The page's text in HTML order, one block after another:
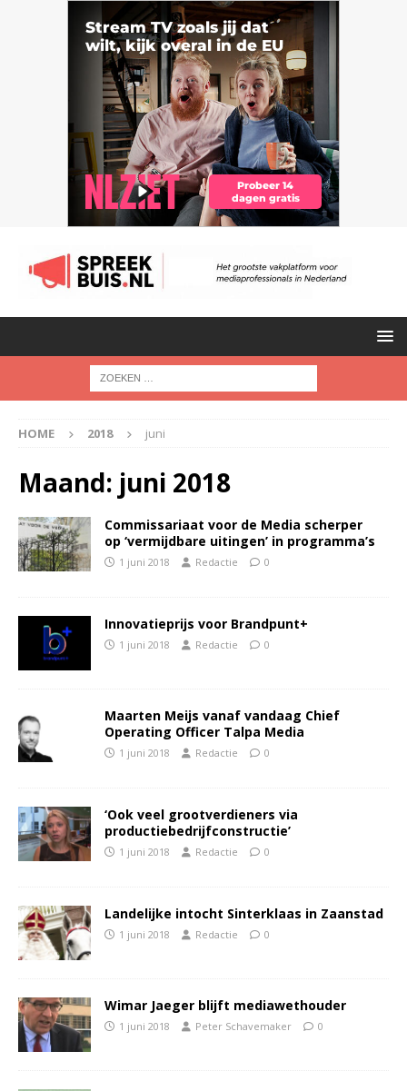
HOME 2018 juni
Maand: juni 2018
Commissariaat voor de Media scherper
op ‘vermijdbare uitingen’ in programma’s
1 juni 2018 Redactie 0
Innovatieprijs voor Brandpunt+
1 juni 2018 Redactie 0
Maarten Meijs vanaf vandaag Chief
Operating Officer Talpa Media
1 juni 2018 Redactie 0
‘Ook veel grootverdieners via
productiebedrijfconstructie’
1 juni 2018 Redactie 0
Landelijke intocht Sinterklaas in Zaanstad
1 juni 2018 Redactie 0
Wimar Jaeger blijft mediawethouder
1 juni 2018 Peter Schavemaker 0